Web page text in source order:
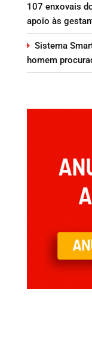
107 enxovais
apoio às
Sistema
homem